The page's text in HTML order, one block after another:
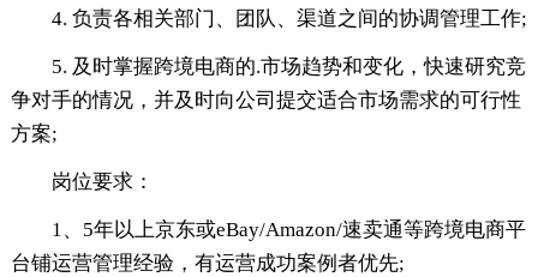
4. 负责各相关部门、团队、渠道之间的协调管理工作;
5. 及时掌握跨境电商的.市场趋势和变化，快速研究竞
争对手的情况，并及时向公司提交适合市场需求的可行性
方案;
岗位要求：
1、5年以上京东或eBay/Amazon/速卖通等跨境电商平
台铺运营管理经验，有运营成功案例者优先;